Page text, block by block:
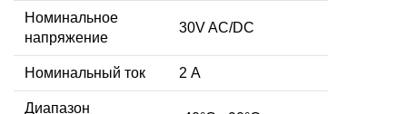
Номинальное
напряжение
30V AC/DC
Номинальный ток 2 А
Диапазон